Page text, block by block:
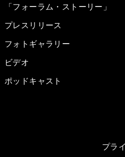
「フォーラム・ストーリー」
プレスリリース
フォトギャラリー
ビデオ
ポッドキャスト
プラ